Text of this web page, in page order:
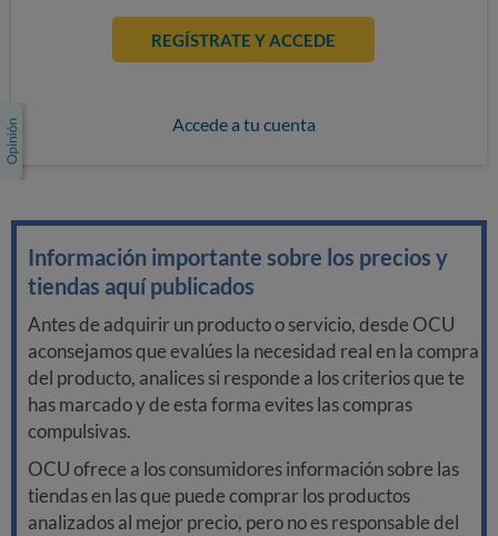
REGÍSTRATE Y ACCEDE
Accede a tu cuenta
Información importante sobre los precios y
tiendas aquí publicados
Antes de adquirir un producto o servicio, desde OCU
aconsejamos que evalúes la necesidad real en la compra
del producto, analices si responde a los criterios que te
has marcado y de esta forma evites las compras
compulsivas.
OCU ofrece a los consumidores información sobre las
tiendas en las que puede comprar los productos
analizados al mejor precio, pero no es responsable del